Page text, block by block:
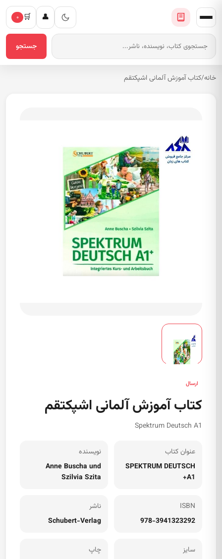
جستجو
👤
🛒 ۰
خانه/کتاب آموزش آلمانی اشپکتقم
ارسال
کتاب آموزش آلمانی اشپکتقم
Spektrum Deutsch A1
عنوان کتاب
SPEKTRUM DEUTSCH
A1+
نویسنده
Anne Buscha und
Szilvia Szita
ISBN
978-3941323292
ناشر
Schubert-Verlag
سایز
چاپ